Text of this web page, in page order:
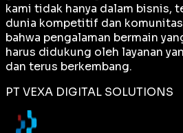
kami tidak hanya dalam bisnis,
dunia kompetitif dan komunitas
bahwa pengalaman bermain
harus didukung oleh layanan
dan terus berkembang.
PT VEXA DIGITAL SOLUTIONS